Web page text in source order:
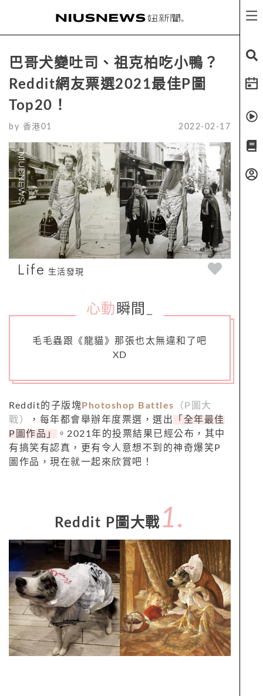
巴哥犬變吐司、祖克柏吃小鴨？
Reddit網友票選2021最佳P圖
Top20！
by 香港01 2022-02-17
Life 生活發現
心動 瞬間
毛毛蟲跟《龍貓》那張也太無違和了吧
XD
Reddit的子版塊 Photoshop Battles （P圖大
戰）
，每年都會舉辦年度票選，選出
「全年最佳
P圖作品」
。2021年的投票結果已經公布，其中
有搞笑有認真，更有令人意想不到的神奇爆笑P
圖作品，現在就一起來欣賞吧！
Reddit P圖大戰 1.